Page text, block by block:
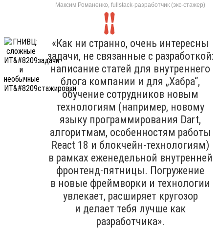
Максим Романенко, fullstack-разработчик (экс-стажер)
«Как ни странно, очень интересны
задачи, не связанные с разработкой:
написание статей для внутреннего
блога компании и для „Хабра“,
обучение сотрудников новым
технологиям (например, новому
языку программирования Dart,
алгоритмам, особенностям работы
React 18 и блокчейн-технологиям)
в рамках еженедельной внутренней
фронтенд-пятницы. Погружение
в новые фреймворки и технологии
увлекает, расширяет кругозор
и делает тебя лучше как
разработчика».